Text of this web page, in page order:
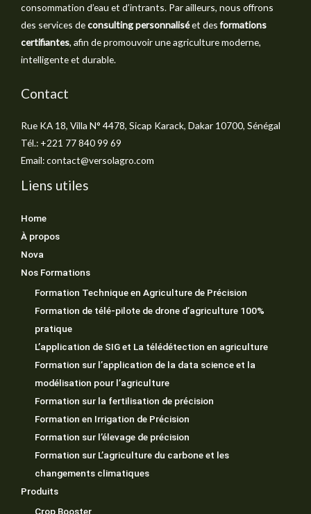
consommation d’eau et d’intrants. Par ailleurs, nous offrons
des services deconsulting personnaliséet desformations
certifiantes, afin de promouvoir une agriculture moderne,
intelligente et durable.
Contact
Rue KA 18, Villa N° 4478, Sicap Karack, Dakar 10700, Sénégal
Tél.: +221 77 840 99 69
Email: contact@versolagro.com
Liens utiles
Home
À propos
Nova
Nos Formations
Formation Technique en Agriculture de Précision
Formation de télé-pilote de drone d’agriculture 100%
pratique
L’application de SIG et La télédétection en agriculture
Formation sur l’application de la data science et la
modélisation pour l’agriculture
Formation sur la fertilisation de précision
Formation en Irrigation de Précision
Formation sur l’élevage de précision
Formation sur L’agriculture du carbone et les
changements climatiques
Produits
Crop Booster